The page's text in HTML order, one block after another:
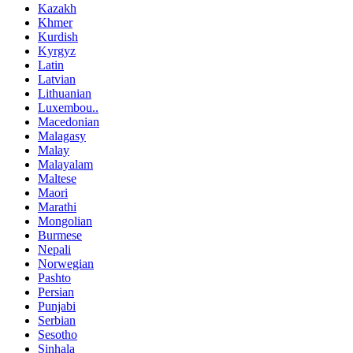
Kazakh
Khmer
Kurdish
Kyrgyz
Latin
Latvian
Lithuanian
Luxembou..
Macedonian
Malagasy
Malay
Malayalam
Maltese
Maori
Marathi
Mongolian
Burmese
Nepali
Norwegian
Pashto
Persian
Punjabi
Serbian
Sesotho
Sinhala